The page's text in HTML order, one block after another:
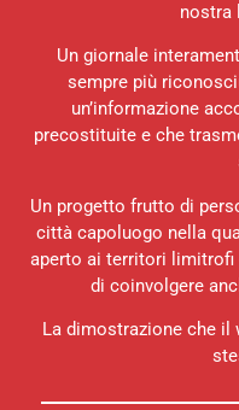
nostra
Un giornale
sempre più
un’informazione
precostituite e che
Un progetto frutto di
città capoluogo nella
aperto ai territori limitrofi
di coinvolgere
La dimostrazione che il